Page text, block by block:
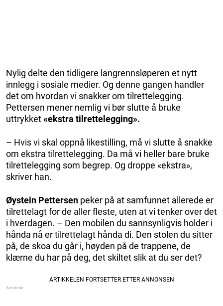
Nylig delte den tidligere langrennsløperen et nytt
innlegg i sosiale medier. Og denne gangen handler
det om hvordan vi snakker om tilrettelegging.
Pettersen mener nemlig vi bør slutte å bruke
uttrykket«ekstra tilrettelegging».
– Hvis vi skal oppnå likestilling, må vi slutte å snakke
om ekstra tilrettelegging. Da må vi heller bare bruke
tilrettelegging som begrep. Og droppe «ekstra»,
skriver han.
Øystein Pettersen peker på at samfunnet allerede er
tilrettelagt for de aller fleste, uten at vi tenker over det
i hverdagen. – Den mobilen du sannsynligvis holder i
hånda nå er tilrettelagt hånda di. Den stolen du sitter
på, de skoa du går i, høyden på de trappene, de
klærne du har på deg, det skiltet slik at du ser det?